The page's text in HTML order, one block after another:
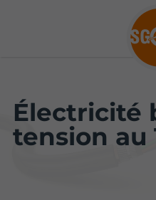
Électricité
tension au